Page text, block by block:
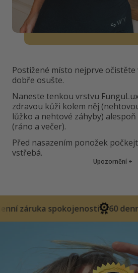
Postižené místo nejprve očistěte
dobře osušte.
Naneste tenkou vrstvu
zdravou kůži kolem něj
lůžko a nehtové záhyby)
(ráno a večer).
Před nasazením ponožek
vstřebá.
Upozornění +
60 denní záruka